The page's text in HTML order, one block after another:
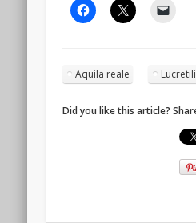
Aquila reale Lucretili
Did you like this article?